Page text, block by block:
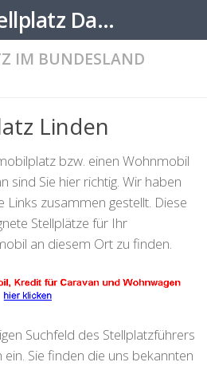
Wohnmobil Stellplatz Datenbank
IM BUNDESLAND
Linden
bzw. einen Wohnmobil
sind Sie hier richtig. Wir haben
Links zusammen gestellt. Diese
Stellplätze für Ihr
an diesem Ort zu finden.
Suchfeld des Stellplatzführers
Sie finden die uns bekannten